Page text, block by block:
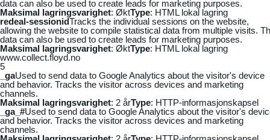
data can also be used to create leads for marketing purposes.
Maksimal lagringsvarighet: ØktType: HTML lokal lagring
redeal-sessionidTracks the individual sessions on the website,
allowing the website to compile statistical data from multiple visits.
data can also be used to create leads for marketing purposes.
Maksimal lagringsvarighet: ØktType: HTML lokal lagring
www.collect.floyd.no
5
_gaUsed to send data to Google Analytics about the visitor's device
and behavior. Tracks the visitor across devices and marketing
channels.
Maksimal lagringsvarighet: 2 årType: HTTP-informasjonskapsel
_ga_#Used to send data to Google Analytics about the visitor's
and behavior. Tracks the visitor across devices and marketing
channels.